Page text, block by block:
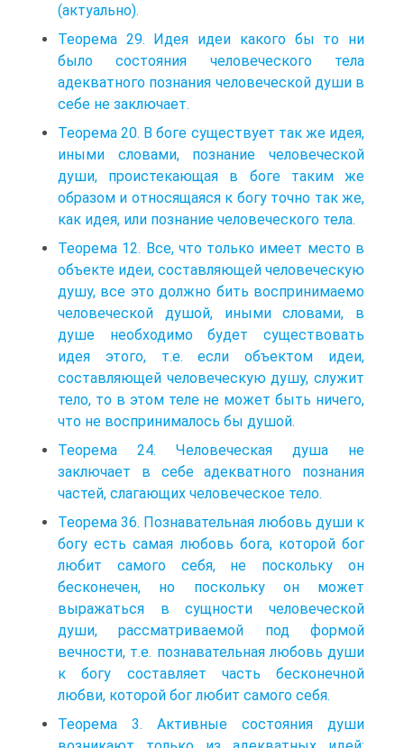
(актуально).
Теорема 29. Идея идеи какого бы то ни
было состояния человеческого тела
адекватного познания человеческой души в
себе не заключает.
Теорема 20. В боге существует так же идея,
иными словами, познание человеческой
души, проистекающая в боге таким же
образом и относящаяся к богу точно так же,
как идея, или познание человеческого тела.
Теорема 12. Все, что только имеет место в
объекте идеи, составляющей человеческую
душу, все это должно бить воспринимаемо
человеческой душой, иными словами, в
душе необходимо будет существовать
идея этого, т.е. если объектом идеи,
составляющей человеческую душу, служит
тело, то в этом теле не может быть ничего,
что не воспринималось бы душой.
Теорема 24. Человеческая душа не
заключает в себе адекватного познания
частей, слагающих человеческое тело.
Теорема 36. Познавательная любовь души к
богу есть самая любовь бога, которой бог
любит самого себя, не поскольку он
бесконечен, но поскольку он может
выражаться в сущности человеческой
души, рассматриваемой под формой
вечности, т.е. познавательная любовь души
к богу составляет часть бесконечной
любви, которой бог любит самого себя.
Теорема 3. Активные состояния души